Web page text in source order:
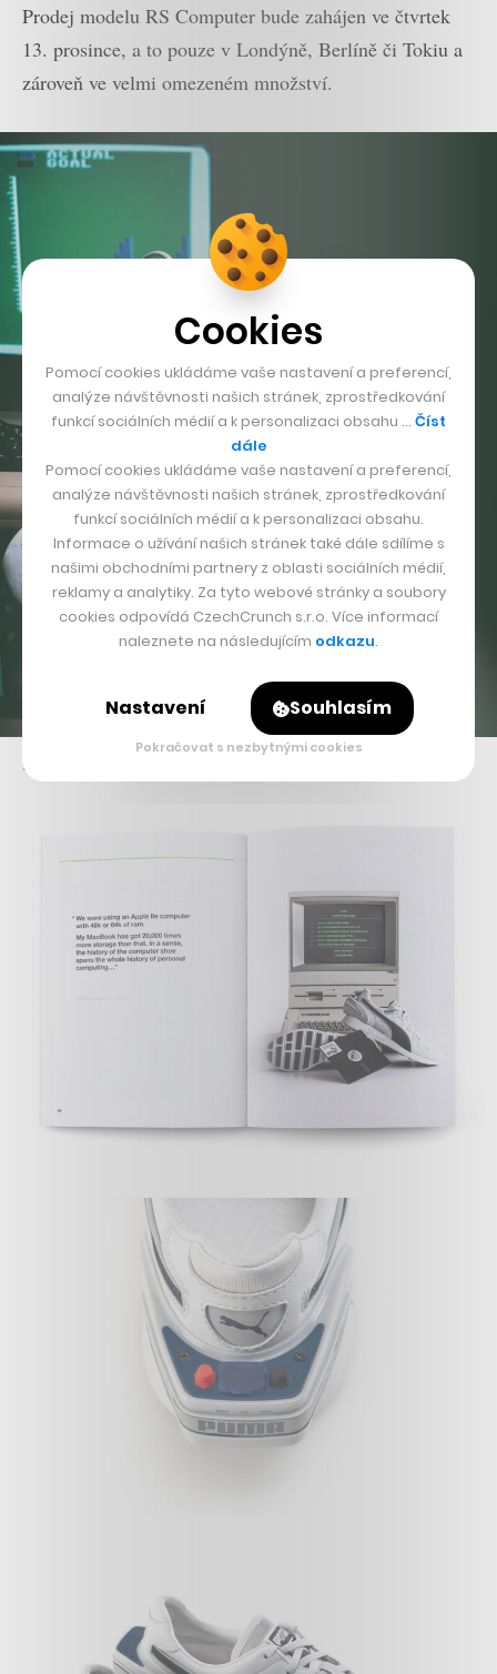
Prodej modelu RS Computer bude zahájen ve čtvrtek
13. prosince, a to pouze v Londýně, Berlíně či Tokiu a
zároveň ve velmi omezeném množství.
Původní reklama na chytré boty RS Computer z roku 1986
Cookies
Pomocí cookies ukládáme vaše nastavení a preferencí,
analýze návštěvnosti našich stránek, zprostředkování
funkcí sociálních médií a k personalizaci obsahu … Číst
dále
Pomocí cookies ukládáme vaše nastavení a preferencí,
analýze návštěvnosti našich stránek, zprostředkování
funkcí sociálních médií a k personalizaci obsahu.
Informace o užívání našich stránek také dále sdílíme s
našimi obchodními partnery z oblasti sociálních médií,
reklamy a analytiky. Za tyto webové stránky a soubory
cookies odpovídá CzechCrunch s.r.o. Více informací
naleznete na následujícím odkazu.
Nastavení Souhlasím
Pokračovat s nezbytnými cookies